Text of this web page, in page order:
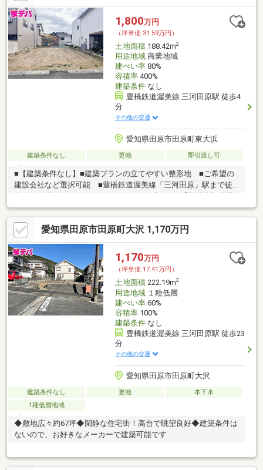
1,800万円
（坪単価:31.59万円）
土地面積188.42m2
用途地域商業地域
建ぺい率80%
容積率400%
建築条件なし
豊橋鉄道渥美線 三河田原駅 徒歩4
分
その他の交通
愛知県田原市田原町東大浜
建築条件なし 更地 即引渡し可
■【建築条件なし】■建築プランの立てやすい整形地 ■ご希望の
建設会社など選択可能 ■豊橋鉄道渥美線「三河田原」駅まで徒
校」まで徒歩9分
愛知県田原市田原町大沢 1,170万円
1,170万円
（坪単価:17.41万円）
土地面積222.19m2
用途地域１種低層
建ぺい率60%
容積率100%
建築条件なし
豊橋鉄道渥美線 三河田原駅 徒歩23
分
その他の交通
愛知県田原市田原町大沢
建築条件なし 更地
本下水
1種低層地域
◆敷地広々約67坪◆閑静な住宅街！高台で眺望良好◆建築条件は
ないので、お好きなメーカーで建築可能です